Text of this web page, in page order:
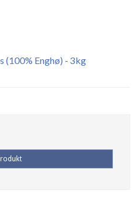
(100% Enghø) - 3kg